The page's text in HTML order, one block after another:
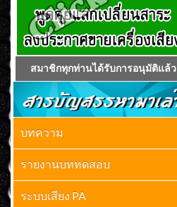
สมาชิกทุกท่านได้รับการอนุมัติแล้ว
บทความ
เครื่องเสียงบ้าน(261)
ปกิณกะ(70)
รายงานบททดสอบ
เครื่องเสียงบ้าน
ระบบเสียง PA